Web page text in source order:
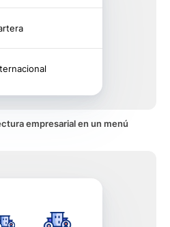
empresarial en un menú